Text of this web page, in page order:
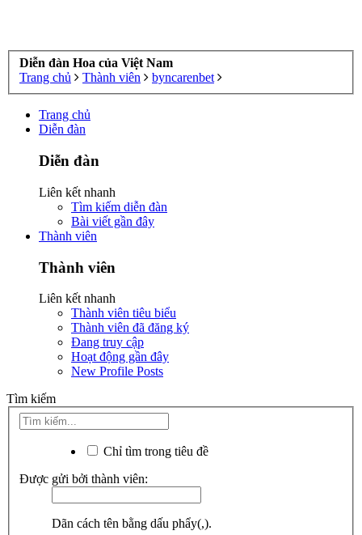
Diễn đàn Hoa của Việt Nam
Trang chủ
Thành viên byncarenbet
Trang chủ
Diễn đàn
Diễn đàn
Liên kết nhanh
Tìm kiếm diễn đàn
Bài viết gần đây
Thành viên
Thành viên
Liên kết nhanh
Thành viên tiêu biểu
Thành viên đã đăng ký
Đang truy cập
Hoạt động gần đây
New Profile Posts
Tìm kiếm
Chỉ tìm trong tiêu đề
Được gửi bởi thành viên:
Dãn cách tên bằng dấu phẩy(,).